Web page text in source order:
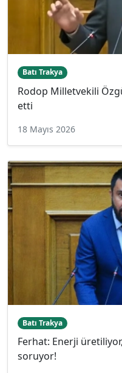
Batı Trakya
Rodop Milletvekili
etti
18 Mayıs 2026
Batı Trakya
Ferhat: Enerji
soruyor!